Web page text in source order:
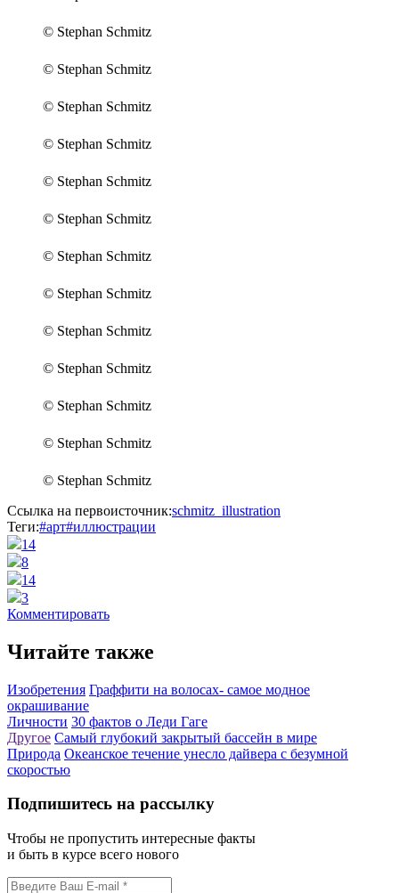
© Stephan Schmitz
© Stephan Schmitz
© Stephan Schmitz
© Stephan Schmitz
© Stephan Schmitz
© Stephan Schmitz
© Stephan Schmitz
© Stephan Schmitz
© Stephan Schmitz
© Stephan Schmitz
© Stephan Schmitz
© Stephan Schmitz
© Stephan Schmitz
Ссылка на первоисточник:schmitz_illustration
Теги:#арт#иллюстрации
14
8
14
3
Комментировать
Читайте также
Изобретения Граффити на волосах- самое модное
окрашивание
Личности 30 фактов о Леди Гаге
Другое Самый глубокий закрытый бассейн в мире
Природа Океанское течение унесло дайвера с безумной
скоростью
Подпишитесь на рассылку
Чтобы не пропустить интересные факты
и быть в курсе всего нового